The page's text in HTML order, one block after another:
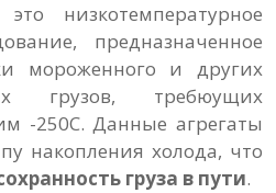
низкотемпературное
предназначенное
мороженного и других
грузов, требюущих
-250С. Данные агрегаты
накопления холода, что
груза в пути.